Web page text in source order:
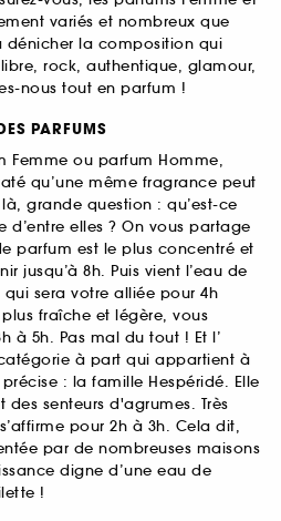
variés et nombreux que
dénicher la composition qui
rock, authentique, glamour,
nous tout en parfum !
PARFUMS
Femme ou parfum Homme,
qu’une même fragrance peut
grande question : qu’est-ce
elles ? On vous partage
parfum est le plus concentré et
jusqu’à 8h. Puis vient l’eau de
sera votre alliée pour 4h
fraîche et légère, vous
à 5h. Pas mal du tout ! Et l’
à part qui appartient à
: la famille Hespéridé. Elle
senteurs d'agrumes. Très
pour 2h à 3h. Cela dit,
par de nombreuses maisons
digne d’une eau de
!